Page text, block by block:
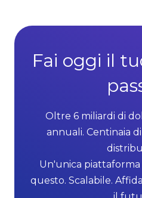
Fai oggi il
Oltre 6 miliardi di
annuali. Centinaia
Un'unica
questo. Scalabile.